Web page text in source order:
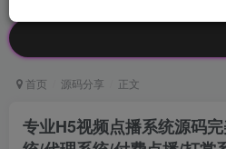
首页 源码分享 正文
专业H5视频点播系统源码